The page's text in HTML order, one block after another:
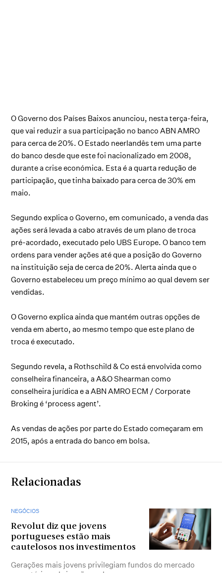
O Governo dos Países Baixos anunciou, nesta terça-feira,
que vai reduzir a sua participação no banco ABN AMRO
para cerca de 20%. O Estado neerlandês tem uma parte
do banco desde que este foi nacionalizado em 2008,
durante a crise económica. Esta é a quarta redução de
participação, que tinha baixado para cerca de 30% em
maio.
Segundo explica o Governo, em comunicado, a venda das
ações será levada a cabo através de um plano de troca
pré-acordado, executado pelo UBS Europe. O banco tem
ordens para vender ações até que a posição do Governo
na instituição seja de cerca de 20%. Alerta ainda que o
Governo estabeleceu um preço mínimo ao qual devem ser
vendidas.
O Governo explica ainda que mantém outras opções de
venda em aberto, ao mesmo tempo que este plano de
troca é executado.
Segundo revela, a Rothschild & Co está envolvida como
conselheira financeira, a A&O Shearman como
conselheira jurídica e a ABN AMRO ECM / Corporate
Broking é ‘process agent’.
As vendas de ações por parte do Estado começaram em
2015, após a entrada do banco em bolsa.
Relacionadas
NEGÓCIOS
Revolut diz que jovens
portugueses estão mais
cautelosos nos investimentos
Gerações mais jovens privilegiam fundos do mercado